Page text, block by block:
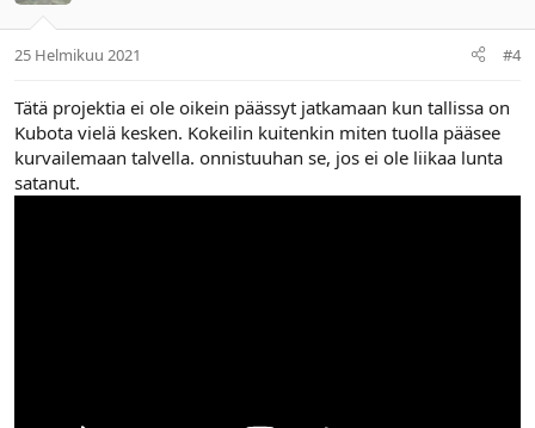
25 Helmikuu 2021 #4
Tätä projektia ei ole oikein päässyt jatkamaan kun tallissa on
Kubota vielä kesken. Kokeilin kuitenkin miten tuolla pääsee
kurvailemaan talvella. onnistuuhan se, jos ei ole liikaa lunta
satanut.